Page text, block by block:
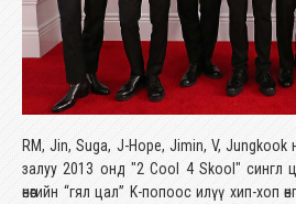
RM, Jin, Suga, J-Hope, Jimin, V,
залуу 2013 онд "2 Cool 4 Skool" сингл
өнөөгийн “гял цал” K-попоос илүү хип-хоп